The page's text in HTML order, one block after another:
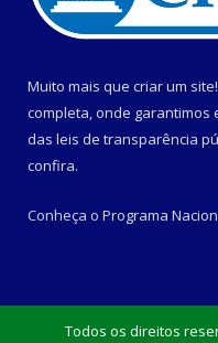
Muito mais que criar um
completa, onde garantimos
das leis de transparência
confira.
Conheça o Programa
Todos os direitos